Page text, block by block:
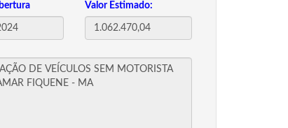
Valor Estimado: